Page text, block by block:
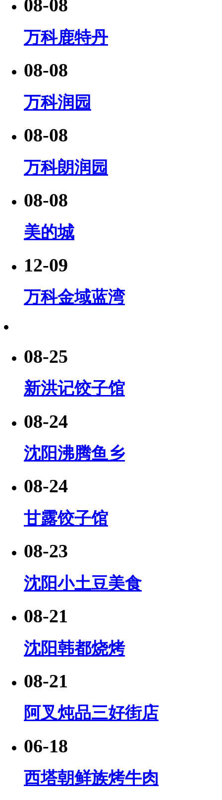
08-08
万科鹿特丹
08-08
万科润园
08-08
万科朗润园
08-08
美的城
12-09
万科金域蓝湾
08-25
新洪记饺子馆
08-24
沈阳沸腾鱼乡
08-24
甘露饺子馆
08-23
沈阳小土豆美食
08-21
沈阳韩都烧烤
08-21
阿叉炖品三好街店
06-18
西塔朝鲜族烤牛肉